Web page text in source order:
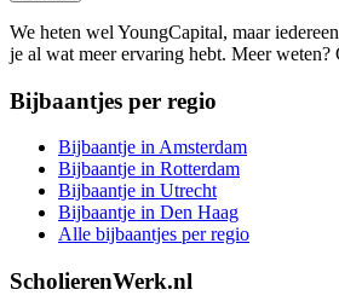
We heten wel YoungCapital, maar
je al wat meer ervaring hebt. Meer weten?
Bijbaantjes per regio
Bijbaantje in Amsterdam
Bijbaantje in Rotterdam
Bijbaantje in Utrecht
Bijbaantje in Den Haag
Alle bijbaantjes per regio
ScholierenWerk.nl